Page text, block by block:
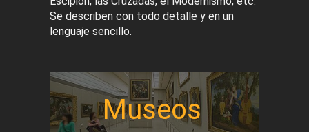
Se describen con todo detalle y en un
lenguaje sencillo.
Museos